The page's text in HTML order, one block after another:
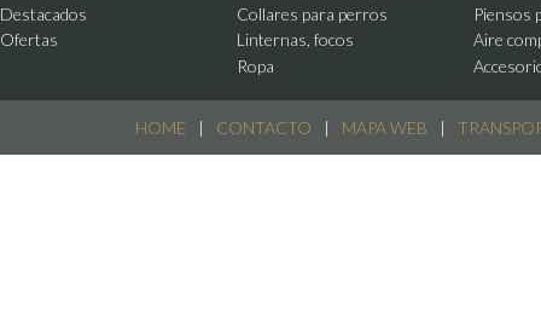
HOME | CONTACTO | MAPA WEB |
Destacados
Ofertas
Collares para perros
Piensos
Linternas, focos
Aire
Ropa